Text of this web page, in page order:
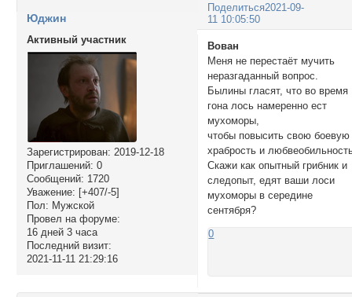
Поделиться2021-09-
11 10:05:50
Юджин
Активный участник
Зарегистрирован: 2019-12-18
Приглашений: 0
Сообщений: 1720
Уважение: [+407/-5]
Пол: Мужской
Провел на форуме:
16 дней 3 часа
Последний визит:
2021-11-11 21:29:16
Вован
Меня не перестаёт мучить
неразгаданный вопрос.
Былины гласят, что во время
гона лось намеренно ест
мухоморы,
чтобы повысить свою боевую
храбрость и
Скажи как опытный грибник и
следопыт, едят ваши лоси
мухоморы в середине
сентября?
0